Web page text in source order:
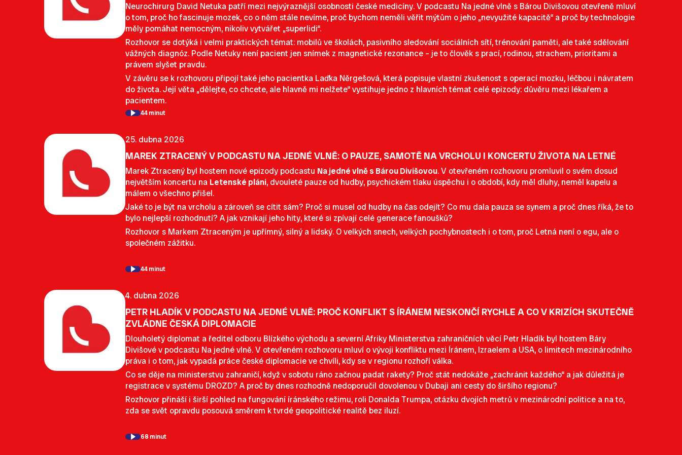
Neurochirurg David Netuka patří mezi nejvýraznější osobnosti české medicíny. V podcastu Na jedné vlně s Bárou Divišovou otevřeně mluví
o tom, proč ho fascinuje mozek, co o něm stále nevíme, proč bychom neměli věřit mýtům o jeho „nevyužité kapacitě“ a proč by technologie
měly pomáhat nemocným, nikoliv vytvářet „superlidi“.
Rozhovor se dotýká i velmi praktických témat: mobilů ve školách, pasivního sledování sociálních sítí, trénování paměti, ale také sdělování
vážných diagnóz. Podle Netuky není pacient jen snímek z magnetické rezonance – je to člověk s prací, rodinou, strachem, prioritami a
právem slyšet pravdu.
V závěru se k rozhovoru připojí také jeho pacientka Laďka Něrgešová, která popisuje vlastní zkušenost s operací mozku, léčbou i návratem
do života. Její věta „dělejte, co chcete, ale hlavně mi nelžete“ vystihuje jedno z hlavních témat celé epizody: důvěru mezi lékařem a
pacientem.
44 minut
25. dubna 2026
MAREK ZTRACENÝ V PODCASTU NA JEDNÉ VLNĚ: O PAUZE, SAMOTĚ NA VRCHOLU I KONCERTU ŽIVOTA NA LETNÉ
Marek Ztracený byl hostem nové epizody podcastu Na jedné vlně s Bárou Divišovou. V otevřeném rozhovoru promluvil o svém dosud
největším koncertu na Letenské pláni, dvouleté pauze od hudby, psychickém tlaku úspěchu i o období, kdy měl dluhy, neměl kapelu a
málem o všechno přišel.
Jaké to je být na vrcholu a zároveň se cítit sám? Proč si musel od hudby na čas odejít? Co mu dala pauza se synem a proč dnes říká, že to
bylo nejlepší rozhodnutí? A jak vznikají jeho hity, které si zpívají celé generace fanoušků?
Rozhovor s Markem Ztraceným je upřímný, silný a lidský. O velkých snech, velkých pochybnostech i o tom, proč Letná není o egu, ale o
společném zážitku.
44 minut
4. dubna 2026
PETR HLADÍK V PODCASTU NA JEDNÉ VLNĚ: PROČ KONFLIKT S ÍRÁNEM NESKONČÍ RYCHLE A CO V KRIZÍCH SKUTEČNĚ
ZVLÁDNE ČESKÁ DIPLOMACIE
Dlouholetý diplomat a ředitel odboru Blízkého východu a severní Afriky Ministerstva zahraničních věcí Petr Hladík byl hostem Báry
Divišové v podcastu Na jedné vlně. V otevřeném rozhovoru mluví o vývoji konfliktu mezi Íránem, Izraelem a USA, o limitech mezinárodního
práva i o tom, jak vypadá práce české diplomacie ve chvíli, kdy se v regionu rozhoří válka.
Co se děje na ministerstvu zahraničí, když v sobotu ráno začnou padat rakety? Proč stát nedokáže „zachránit každého“ a jak důležitá je
registrace v systému DROZD? A proč by dnes rozhodně nedoporučil dovolenou v Dubaji ani cesty do širšího regionu?
Rozhovor přináší i širší pohled na fungování íránského režimu, roli Donalda Trumpa, otázku dvojích metrů v mezinárodní politice a na to,
zda se svět opravdu posouvá směrem k tvrdé geopolitické realitě bez iluzí.
68 minut